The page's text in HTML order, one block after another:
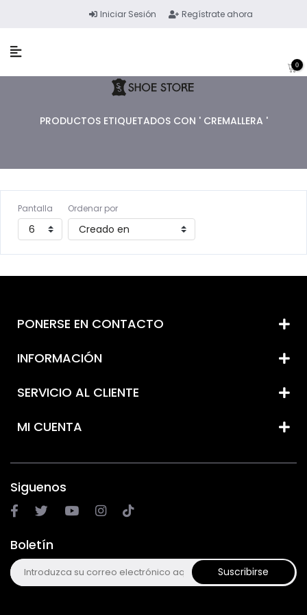
Iniciar Sesión Regístrate ahora
0
PRODUCTOS ETIQUETADOS CON ' CREMALLERA '
Pantalla Ordenar por
PONERSE EN CONTACTO
INFORMACIÓN
SERVICIO AL CLIENTE
MI CUENTA
Siguenos
Boletín
Suscribirse